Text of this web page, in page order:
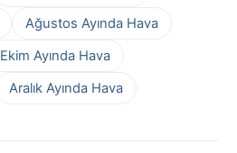
Ağustos Ayında Hava
Ekim Ayında Hava
Aralık Ayında Hava